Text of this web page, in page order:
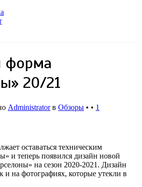
форма
20/21
Administratorв Обзоры • • 1
оставаться техническим
и теперь появился дизайн новой
на сезон 2020-2021. Дизайн
и на фотографиях, которые утекли в